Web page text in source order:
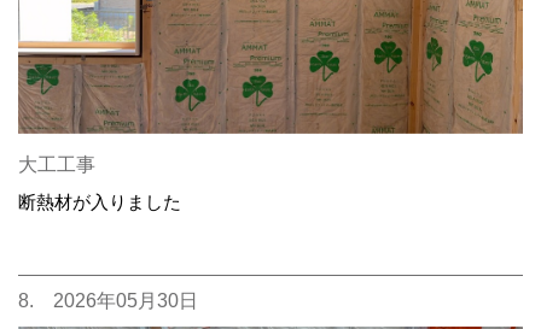
大工工事
断熱材が入りました
8. 2026年05月30日